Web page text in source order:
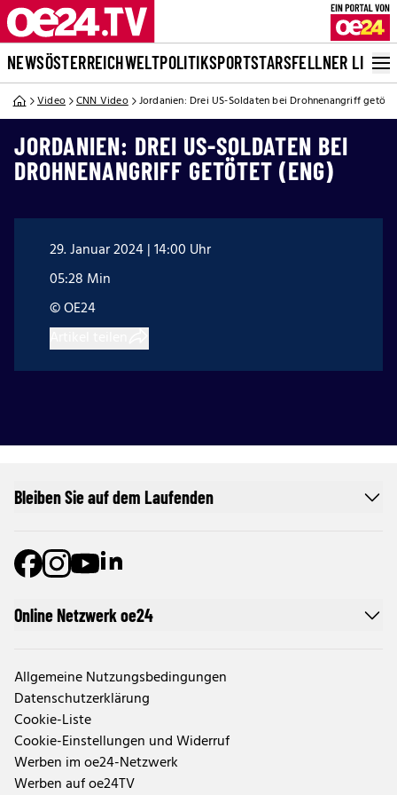
NEWSÖSTERREICHWELTPOLITIKSPORTSTARSFELLNER LIVE
Video CNN Video Jordanien: Drei US-Soldaten bei Drohnenangriff
JORDANIEN: DREI US-SOLDATEN BEI
DROHNENANGRIFF GETÖTET (ENG)
29. Januar 2024 | 14:00 Uhr
05:28 Min
© OE24
Online Netzwerk oe24
Allgemeine Nutzungsbedingungen
Datenschutzerklärung
Cookie-Liste
Cookie-Einstellungen und Widerruf
Werben im oe24-Netzwerk
Werben auf oe24TV
Bleiben Sie auf dem Laufenden